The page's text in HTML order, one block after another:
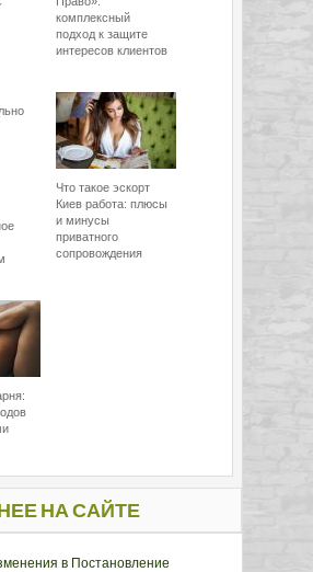
комплексный
подход к защите
интересов клиентов
Что такое эскорт
Киев работа: плюсы
и минусы
приватного
сопровождения
НА САЙТЕ
в Постановление